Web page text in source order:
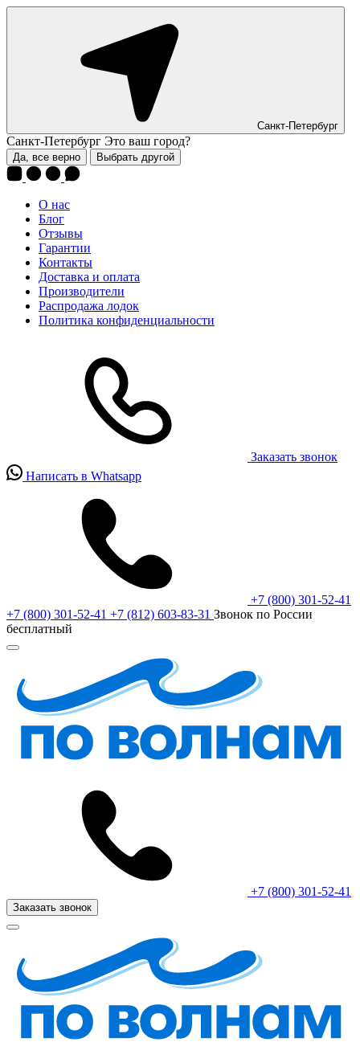
Санкт-Петербург
Санкт-Петербург Это ваш город?
Да, все верно Выбрать другой
О нас
Блог
Отзывы
Гарантии
Контакты
Доставка и оплата
Производители
Распродажа лодок
Политика конфиденциальности
Заказать звонок
Написать в Whatsapp
+7 (800) 301-52-41
+7 (800) 301-52-41 +7 (812) 603-83-31 Звонок по России
бесплатный
+7 (800) 301-52-41
Заказать звонок